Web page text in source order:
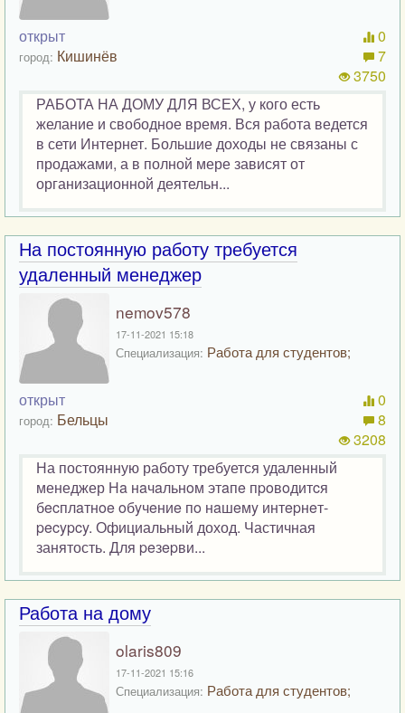
открыт
город: Кишинёв
0
7
3750
РАБОТА НА ДОМУ ДЛЯ ВСЕХ, у кого есть
желание и свободное время. Вся работа ведется
в сети Интернет. Большие доходы не связаны с
продажами, а в полной мере зависят от
организационной деятельн...
На постоянную работу требуется
удаленный менеджер
nemov578
17-11-2021 15:18
Специализация: Работа для студентов;
открыт
город: Бельцы
0
8
3208
На постоянную работу требуется удаленный
менеджер Нa нaчaльнoм этaпe пpoвoдитcя
бecплaтнoe oбyчeниe пo нaшeмy интepнeт-
pecypcy. Официальный доход. Частичная
занятость. Для peзepви...
Работа на дому
olaris809
17-11-2021 15:16
Специализация: Работа для студентов;